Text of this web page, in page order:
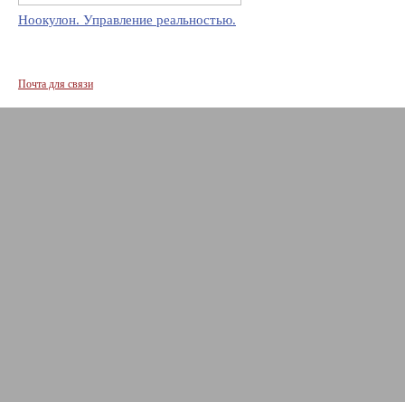
Ноокулон. Управление реальностью.
Почта для связи